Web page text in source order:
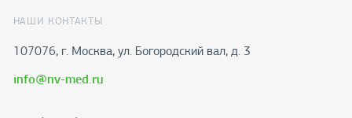
НАШИ КОНТАКТЫ
107076, г. Москва, ул. Богородский вал, д. 3
info@nv-med.ru